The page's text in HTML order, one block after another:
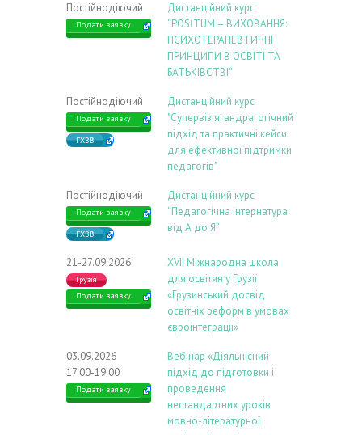
Постійнодіючий
Подати заявку
Дистанційний курс
“POSİTUM – ВИХОВАННЯ:
ПСИХОТЕРАПЕВТИЧНІ
ПРИНЦИПИ В ОСВІТІ ТА
БАТЬКІВСТВІ”
Постійнодіючий
Подати заявку
ГХЗВ
Дистанційний курс
"Супервізія: андрагогічний
підхід та практичні кейси
для ефективної підтримки
педагогів"
Постійнодіючий
Подати заявку
ГХЗВ
Дистанційний курс
“Педагогічна інтернатура
від А до Я”
21-27.09.2026
Грузія
Подати заявку
ХVIІ Міжнародна школа
для освітян у Грузії
«Грузинський досвід
освітніх реформ в умовах
євроінтеграції»
03.09.2026
17.00-19.00
Подати заявку
Вебінар «Діяльнісний
підхід до підготовки і
проведення
нестандартних уроків
мовно-літературної